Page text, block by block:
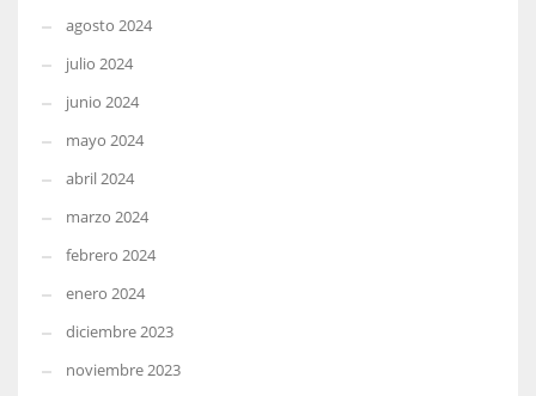
agosto 2024
julio 2024
junio 2024
mayo 2024
abril 2024
marzo 2024
febrero 2024
enero 2024
diciembre 2023
noviembre 2023